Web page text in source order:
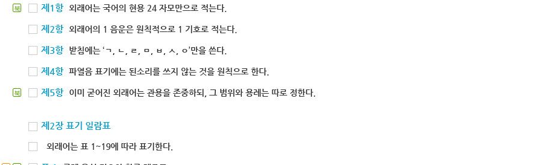
북 제1항 외래어는 국어의 현용 24 자모만으로 적는다.
제2항 외래어의 1 음운은 원칙적으로 1 기호로 적는다.
제3항 받침에는 ‘ㄱ, ㄴ, ㄹ, ㅁ, ㅂ, ㅅ, ㅇ’만을 쓴다.
제4항 파열음 표기에는 된소리를 쓰지 않는 것을 원칙으로 한다.
북 제5항 이미 굳어진 외래어는 관용을 존중하되, 그 범위와 용례는 따로 정한다.
제2장 표기 일람표
외래어는 표 1~19에 따라 표기한다.